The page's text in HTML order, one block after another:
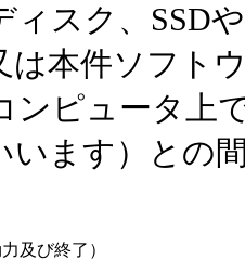
ィスク、SSD
は本件ソフト
ンピュータ上
います）との
及び終了）